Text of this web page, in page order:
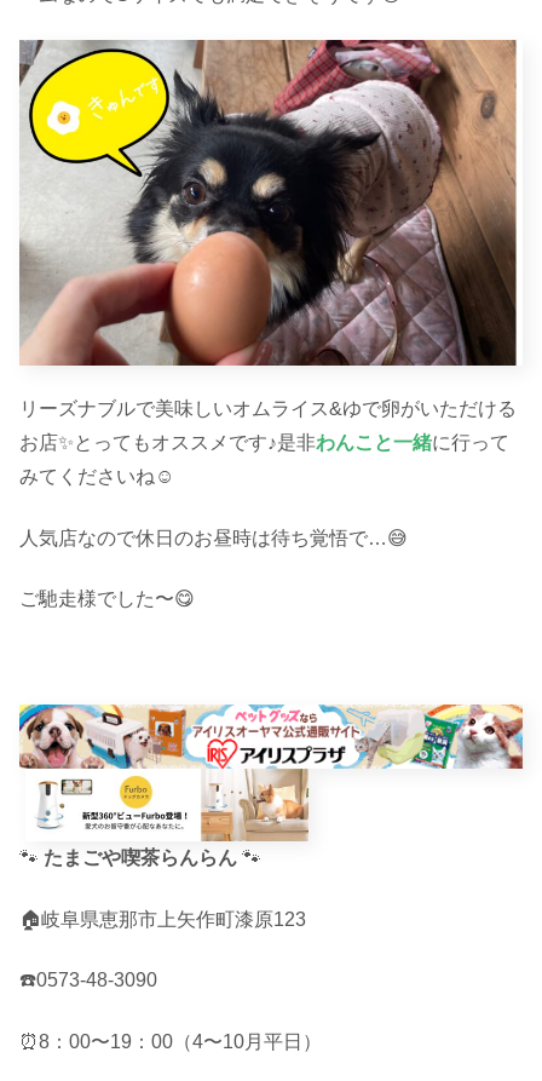
リーズナブルで美味しいオムライス&ゆで卵がいただける
お店✨とってもオススメです♪是非わんこと一緒に行って
みてくださいね☺︎
人気店なので休日のお昼時は待ち覚悟で…😅
ご馳走様でした〜😋
🐾 たまごや喫茶らんらん 🐾
🏠岐阜県恵那市上矢作町漆原123
☎️0573-48-3090
⏰8：00〜19：00（4〜10月平日）